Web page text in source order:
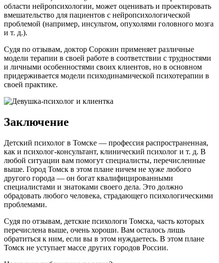
области нейропсихологии, может оценивать и проектировать
вмешательство для пациентов с нейропсихологической
проблемой (например, инсультом, опухолями головного мозга
и т. д.).
Судя по отзывам, доктор Сорокин применяет различные
модели терапии в своей работе в соответствии с трудностями
и личными особенностями своих клиентов, но в основном
придерживается модели психодинамической психотерапии в
своей практике.
Заключение
Детский психолог в Томске — профессия распространенная,
как и психолог-консультант, клинический психолог и т. д. В
любой ситуации вам помогут специалисты, перечисленные
выше. Город Томск в этом плане ничем не хуже любого
другого города — он богат квалифицированными
специалистами и знатоками своего дела. Это должно
обрадовать любого человека, страдающего психологическими
проблемами.
Судя по отзывам, детские психологи Томска, часть которых
перечислена выше, очень хороши. Вам осталось лишь
обратиться к ним, если вы в этом нуждаетесь. В этом плане
Томск не уступает массе других городов России.